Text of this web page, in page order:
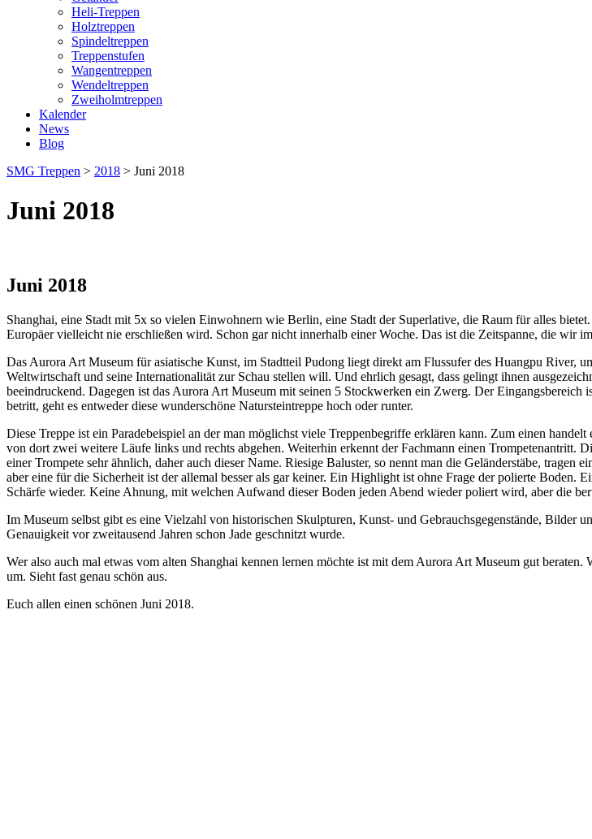
Heli-Treppen
Holztreppen
Spindeltreppen
Treppenstufen
Wangentreppen
Wendeltreppen
Zweiholmtreppen
Kalender
News
Blog
SMG Treppen > 2018 > Juni 2018
Juni 2018
Juni 2018
Shanghai, eine Stadt mit 5x so vielen Einwohnern wie Berlin, eine Stadt der Superlative, die Raum für alles
Europäer vielleicht nie erschließen wird. Schon gar nicht innerhalb einer Woche. Das ist die Zeitspanne, die wir
Das Aurora Art Museum für asiatische Kunst, im Stadtteil Pudong liegt direkt am Flussufer des Huangpu River,
Weltwirtschaft und seine Internationalität zur Schau stellen will. Und ehrlich gesagt, dass gelingt ihnen
beeindruckend. Dagegen ist das Aurora Art Museum mit seinen 5 Stockwerken ein Zwerg. Der Eingangsbereich
betritt, geht es entweder diese wunderschöne Natursteintreppe hoch oder runter.
Diese Treppe ist ein Paradebeispiel an der man möglichst viele Treppenbegriffe erklären kann. Zum einen
von dort zwei weitere Läufe links und rechts abgehen. Weiterhin erkennt der Fachmann einen Trompetenantritt.
einer Trompete sehr ähnlich, daher auch dieser Name. Riesige Baluster, so nennt man die Geländerstäbe,
aber eine für die Sicherheit ist der allemal besser als gar keiner. Ein Highlight ist ohne Frage der polierte Boden.
Schärfe wieder. Keine Ahnung, mit welchen Aufwand dieser Boden jeden Abend wieder poliert wird, aber die
Im Museum selbst gibt es eine Vielzahl von historischen Skulpturen, Kunst- und Gebrauchsgegenstände, Bilder
Genauigkeit vor zweitausend Jahren schon Jade geschnitzt wurde.
Wer also auch mal etwas vom alten Shanghai kennen lernen möchte ist mit dem Aurora Art Museum gut
um. Sieht fast genau schön aus.
Euch allen einen schönen Juni 2018.